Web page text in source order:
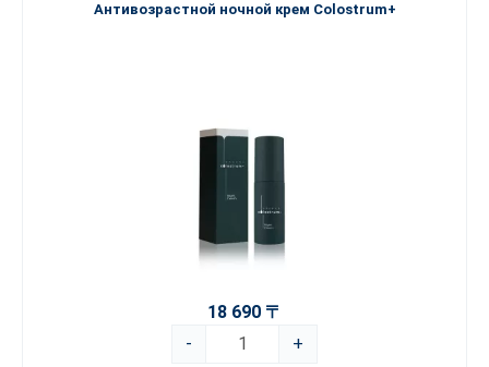
Антивозрастной ночной крем Colostrum+
18 690 〒
-
+